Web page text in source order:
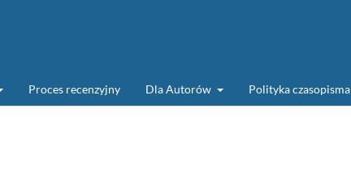
Proces recenzyjny Dla Autorów Polityka czasopisma